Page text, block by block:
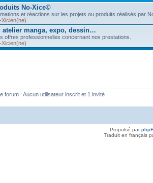
No-Xice©
et réactions sur les projets ou produits réalisés par
Xicien(ne)
atelier manga, expo, dessin…
offres professionnelles concernant nos prestations.
Xicien(ne)
forum : Aucun utilisateur inscrit et 1 invité
Propulsé par
Traduit en français